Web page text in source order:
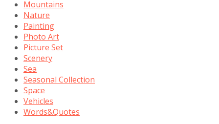
Mountains
Nature
Painting
Photo Art
Picture Set
Scenery
Sea
Seasonal Collection
Space
Vehicles
Words&Quotes